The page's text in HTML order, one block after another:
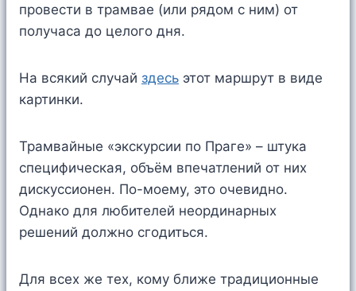
провести в трамвае (или рядом с ним) от
получаса до целого дня.
На всякий случай здесь этот маршрут в виде
картинки.
Трамвайные «экскурсии по Праге» – штука
специфическая, объём впечатлений от них
дискуссионен. По-моему, это очевидно.
Однако для любителей неординарных
решений должно сгодиться.
Для всех же тех, кому ближе традиционные